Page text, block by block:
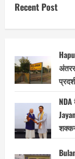
Recent Post